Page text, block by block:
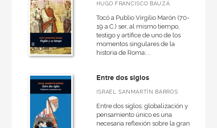
HUGO FRANCISCO BAUZÁ
Tocó a Publio Virgilio Marón (70-
19 a.C.) ser, al mismo tiempo,
testigo y artífice de uno de los
momentos singulares de la
historia de Roma:...
Entre dos siglos
ISRAEL SANMARTÍN BARROS
Entre dos siglos: globalización y
pensamiento único es una
necesaria reflexión sobre la gran